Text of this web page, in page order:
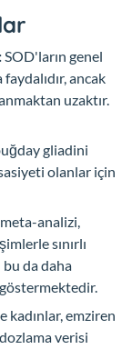
SOD'ların genel
ancak
uzaktır.
gliadini
olanlar için
analizi,
sınırlı
bu da daha
göstermektedir.
kadınlar, emziren
verisi